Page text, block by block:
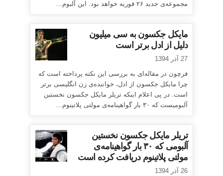
مجموعه‌ی جدید ۲۶ فوریه خواهد بود. این آلبوم...
مایکل جکسون به سی میلیون
دلیل از ادل برتر است
27 آذر 1394
فرچون در مقاله‌ای به بررسی این نکته پرداخته است که
چرا مایکل جکسون از ادل، خواننده‌ی زن انگلیسی برتر
است. در پی اعلام اینکه تریلر مایکل جکسون نخستین
آلبومیست که ۳۰ بار گواهینامه‌ی مولتی پلاتینوم...
تریلر مایکل جکسون نخستین
آلبومی که ۳۰ بار گواهینامه‌ی
مولتی پلاتینوم دریافت کرده است
26 آذر 1394